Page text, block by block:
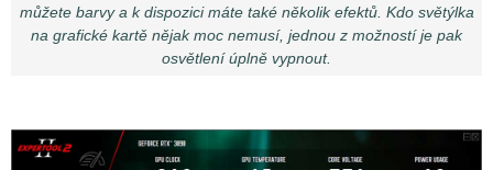
můžete barvy a k dispozici máte také několik efektů. Kdo světýlka
na grafické kartě nějak moc nemusí, jednou z možností je pak
osvětlení úplně vypnout.